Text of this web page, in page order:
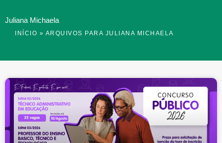
Juliana Michaela
INÍCIO » ARQUIVOS PARA JULIANA MICHAELA